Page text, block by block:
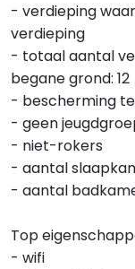
- verdieping
verdieping
- totaal aantal
begane grond: 12
- bescherming
- geen
- niet-rokers
- aantal
- aantal
Top
- wifi